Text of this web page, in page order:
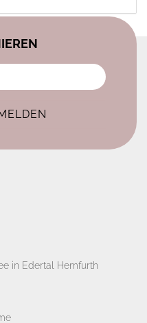
in Edertal Hemfurth